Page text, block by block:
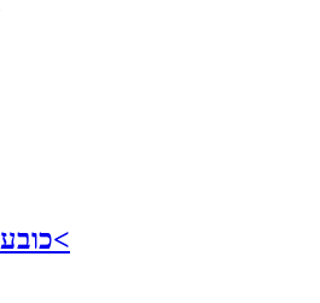
כובע נמר חברבורות<